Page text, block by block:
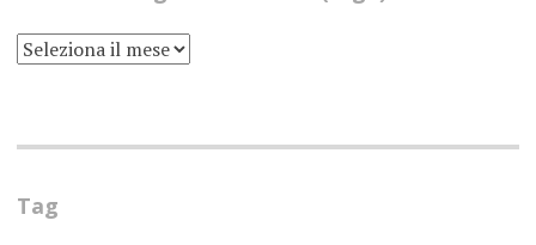
SCRIVO
UN
(ARGH)
Tag